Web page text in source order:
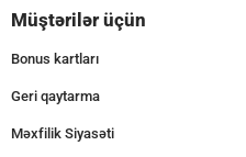
Müştərilər üçün
Bonus kartları
Geri qaytarma
Məxfilik Siyasəti